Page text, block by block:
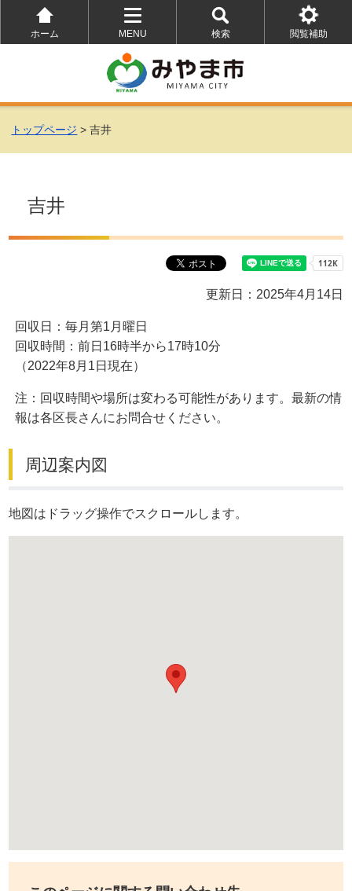
ホーム
MENU
を
開
く
検索
を
開
く
閲覧補助
を
トップページ > 吉井
吉井
更新日：2025年4月14日
回収日：毎月第1月曜日
回収時間：前日16時半から17時10分
（2022年8月1日現在）
注：回収時間や場所は変わる可能性があります。最新の情
報は各区長さんにお問合せください。
周辺案内図
地図はドラッグ操作でスクロールします。